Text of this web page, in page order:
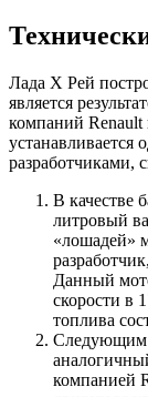
Лада Х Рей
является
компаний
устанавливается
разработчиками,
В качестве
литровый
«лошадей»
Данный
скорости в
топлива
Следующим
компанией